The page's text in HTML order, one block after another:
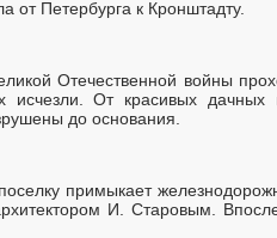
от Петербурга к Кронштадту.
Отечественной войны
исчезли. От красивых дачных
до основания.
примыкает
И. Старовым.